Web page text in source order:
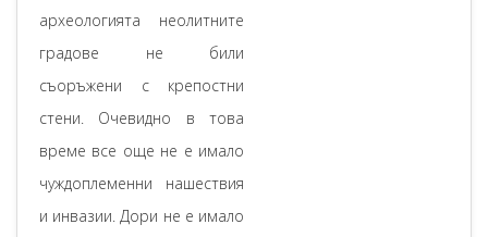
археологията неолитните
градове не били
съоръжени с крепостни
стени. Очевидно в това
време все още не е имало
чуждоплеменни нашествия
и инвазии. Дори не е имало